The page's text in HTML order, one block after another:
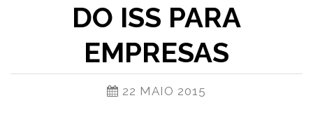
DO ISS PARA
EMPRESAS
22 MAIO 2015